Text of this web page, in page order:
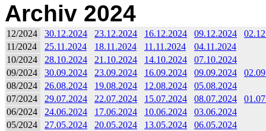
Archiv 2024
12/2024 30.12.2024 23.12.2024 16.12.2024 09.12.2024
11/2024
25.11.2024 18.11.2024 11.11.2024
04.11.2024
10/2024
28.10.2024 21.10.2024 14.10.2024
07.10.2024
09/2024
30.09.2024 23.09.2024 16.09.2024 09.09.2024
08/2024
26.08.2024 19.08.2024 12.08.2024
05.08.2024
07/2024
29.07.2024 22.07.2024 15.07.2024 08.07.2024
06/2024
24.06.2024 17.06.2024 10.06.2024
03.06.2024
05/2024
27.05.2024 20.05.2024 13.05.2024
06.05.2024